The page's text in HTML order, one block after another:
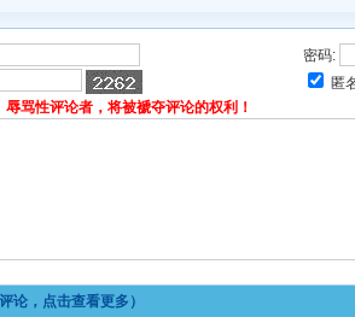
密码:
匿
骂性评论者，将被褫夺评论的权利！
论，点击查看更多）